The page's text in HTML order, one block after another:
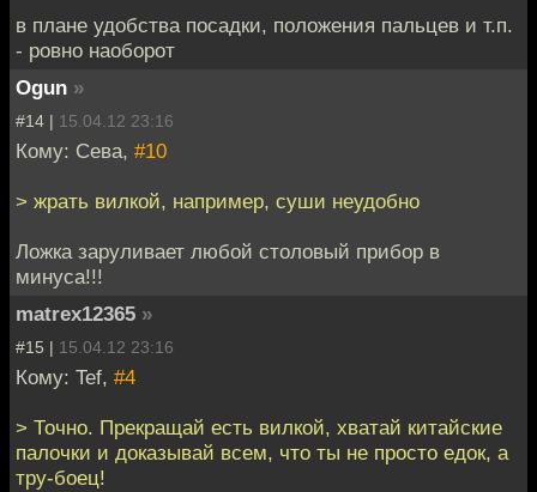
в плане удобства посадки, положения пальцев и т.п.
- ровно наоборот
Ogun »
#14 | 15.04.12 23:16
Кому: Сева, #10
> жрать вилкой, например, суши неудобно
Ложка заруливает любой столовый прибор в
минуса!!!
matrex12365 »
#15 | 15.04.12 23:16
Кому: Tef, #4
> Точно. Прекращай есть вилкой, хватай китайские
палочки и доказывай всем, что ты не просто едок, а
тру-боец!